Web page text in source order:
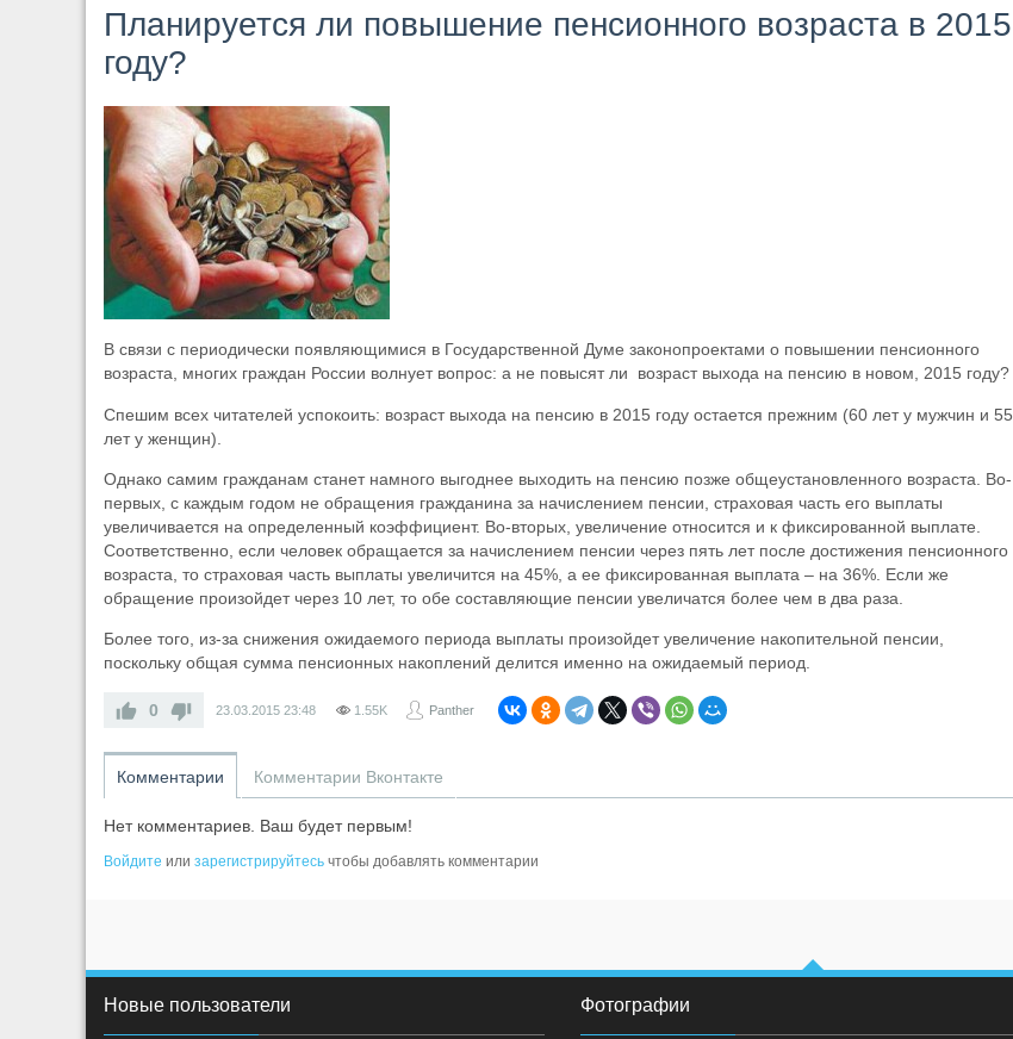
Планируется ли повышение пенсионного возраста в 2015
году?
В связи с периодически появляющимися в Государственной Думе законопроектами о повышении пенсионного
возраста, многих граждан России волнует вопрос: а не повысят ли возраст выхода на пенсию в новом, 2015 году?
Спешим всех читателей успокоить: возраст выхода на пенсию в 2015 году остается прежним (60 лет у мужчин и 55
лет у женщин).
Однако самим гражданам станет намного выгоднее выходить на пенсию позже общеустановленного возраста. Во-
первых, с каждым годом не обращения гражданина за начислением пенсии, страховая часть его выплаты
увеличивается на определенный коэффициент. Во-вторых, увеличение относится и к фиксированной выплате.
Соответственно, если человек обращается за начислением пенсии через пять лет после достижения пенсионного
возраста, то страховая часть выплаты увеличится на 45%, а ее фиксированная выплата – на 36%. Если же
обращение произойдет через 10 лет, то обе составляющие пенсии увеличатся более чем в два раза.
Более того, из-за снижения ожидаемого периода выплаты произойдет увеличение накопительной пенсии,
поскольку общая сумма пенсионных накоплений делится именно на ожидаемый период.
0 23.03.2015 23:48 1.55K Panther
Комментарии Комментарии Вконтакте
Нет комментариев. Ваш будет первым!
Войдите или зарегистрируйтесь чтобы добавлять комментарии
Новые пользователи Фотографии